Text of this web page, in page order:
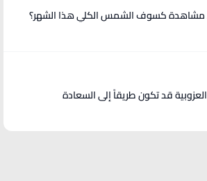
مشاهدة كسوف الشمس الكلي هذا الشهر؟
قد تكون طريقاً إلى السعادة